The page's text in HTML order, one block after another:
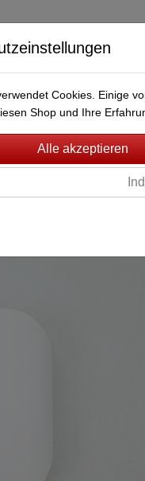
VIDEO-ÜBERWACHUNG
baer KT3(17)
Cookies. Einige
Shop und Ihre